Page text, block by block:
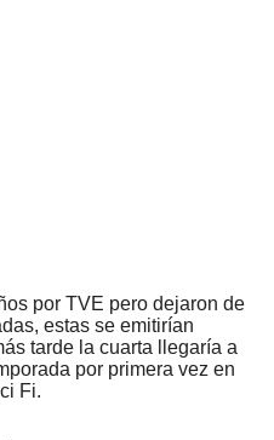
por TVE pero dejaron de
estas se emitirían
tarde la cuarta llegaría a
por primera vez en
Fi.